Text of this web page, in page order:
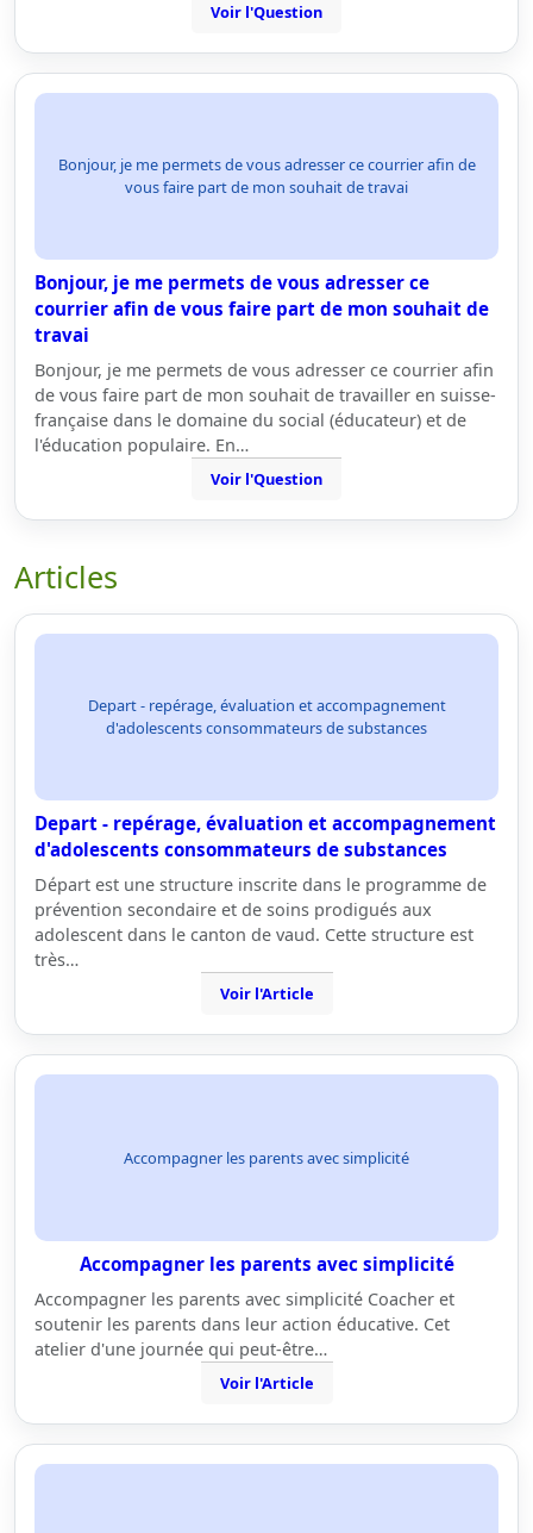
Voir l'Question
Bonjour, je me permets de vous adresser ce courrier afin de
vous faire part de mon souhait de travai
Bonjour, je me permets de vous adresser ce
courrier afin de vous faire part de mon souhait de
travai
Bonjour, je me permets de vous adresser ce courrier afin
de vous faire part de mon souhait de travailler en suisse-
française dans le domaine du social (éducateur) et de
l'éducation populaire. En…
Voir l'Question
Articles
Depart - repérage, évaluation et accompagnement
d'adolescents consommateurs de substances
Depart - repérage, évaluation et accompagnement
d'adolescents consommateurs de substances
Départ est une structure inscrite dans le programme de
prévention secondaire et de soins prodigués aux
adolescent dans le canton de vaud. Cette structure est
très…
Voir l'Article
Accompagner les parents avec simplicité
Accompagner les parents avec simplicité
Accompagner les parents avec simplicité Coacher et
soutenir les parents dans leur action éducative. Cet
atelier d'une journée qui peut-être…
Voir l'Article